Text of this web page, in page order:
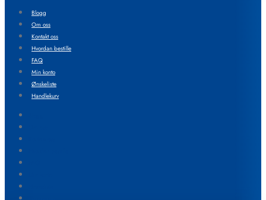
Blogg
Om oss
Kontakt oss
Hvordan bestille
FAQ
Min konto
Ønskeliste
Handlekurv